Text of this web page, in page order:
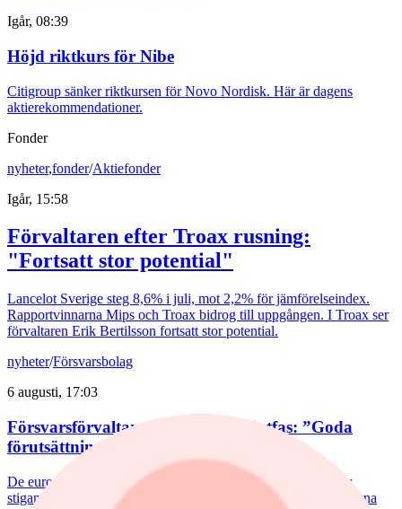
Igår, 08:39
Höjd riktkurs för Nibe
Citigroup sänker riktkursen för Novo Nordisk. Här är dagens
aktierekommendationer.
Fonder
nyheter,fonder/Aktiefonder
Igår, 15:58
Förvaltaren efter Troax rusning:
"Fortsatt stor potential"
Lancelot Sverige steg 8,6% i juli, mot 2,2% för jämförelseindex.
Rapportvinnarna Mips och Troax bidrog till uppgången. I Troax ser
förvaltaren Erik Bertilsson fortsatt stor potential.
nyheter/Försvarsbolag
6 augusti, 17:03
Försvarsförvaltarna spår ny tillväxtfas: ”Goda
förutsättningar”
De europeiska försvarsbolagen visar rekordstora orderböcker,
stigande omsättning och förbättrade marginaler. Enligt förvaltarna